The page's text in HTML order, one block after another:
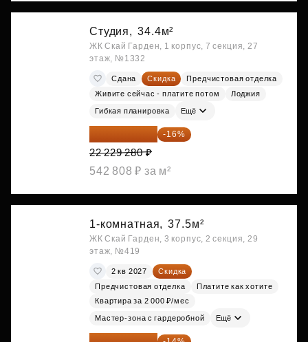
Студия, 34.4м²
ЖК Скай Гарден, 1 корпус, 7 секция, 27
этаж, №1332
Сдана Скидка
Предчистовая отделка
Живите сейчас - платите потом
Лоджия
Гибкая планировка Ещё
18 672 595 ₽ -16%
22 229 280 ₽
542 808 ₽ за м²
1-комнатная, 37.5м²
ЖК Скай Гарден, 3 корпус, 2 секция, 29
этаж, №419
2 кв 2027
Скидка
Предчистовая отделка
Платите как хотите
Квартира за 2 000 ₽/мес
Мастер-зона с гардеробной Ещё